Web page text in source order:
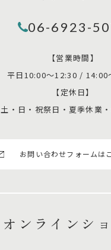
06-6923-
【営業時間】
平日10:00～12:30 / 14:00
【定休日】
土・日・祝祭日・夏季休業
お問い合わせフォームは
オンラインシ